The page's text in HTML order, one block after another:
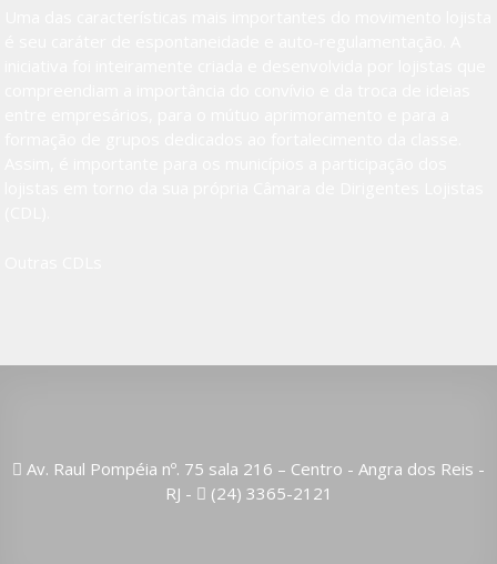
Av. Raul Pompéia nº. 75 sala 216 – Centro - Angra dos Reis -
RJ -
(24) 3365-2121